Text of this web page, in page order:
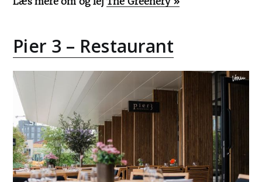
Pier 3 – Restaurant